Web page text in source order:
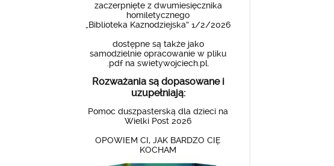
zaczerpnięte z dwumiesięcznika
homiletycznego
„Biblioteka Kaznodziejska” 1/2/2026
dostępne są także jako
samodzielnie opracowanie w pliku
.pdf na swietywojciech.pl.
Rozważania są dopasowane i
uzupełniają:
Pomoc duszpasterską dla dzieci na
Wielki Post 2026
OPOWIEM CI, JAK BARDZO CIĘ
KOCHAM